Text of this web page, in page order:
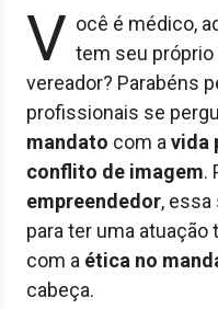
V ocê é médico,
tem seu
vereador? Parabéns
profissionais se
mandato com a vida
conflito de imagem.
empreendedor, essa
para ter uma
com a ética no
cabeça.